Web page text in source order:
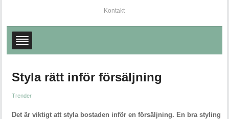
Kontakt
Styla rätt inför försäljning
Trender
Det är viktigt att styla bostaden inför en försäljning. En bra styling